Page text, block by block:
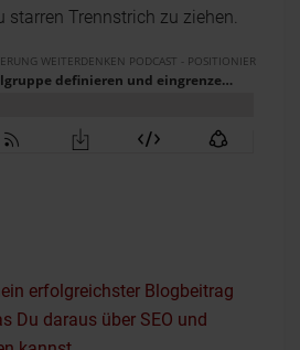
starren Trennstrich zu ziehen.
erfolgreichster Blogbeitrag
Du daraus über SEO und